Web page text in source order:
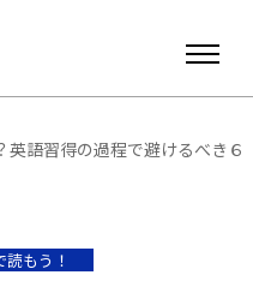
語習得の過程で避けるべき６
もう！